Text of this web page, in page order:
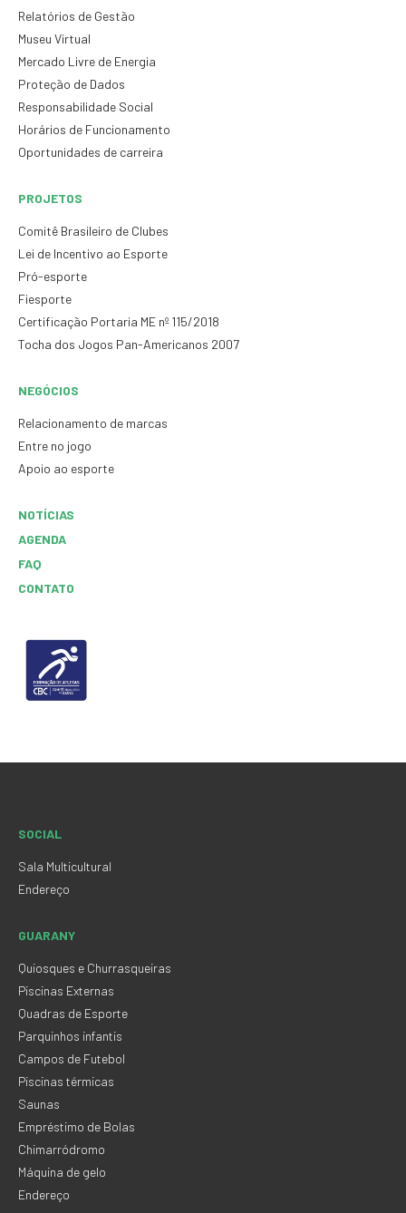
Relatórios de Gestão
Museu Virtual
Mercado Livre de Energia
Proteção de Dados
Responsabilidade Social
Horários de Funcionamento
Oportunidades de carreira
PROJETOS
Comitê Brasileiro de Clubes
Lei de Incentivo ao Esporte
Pró-esporte
Fiesporte
Certificação Portaria ME nº 115/2018
Tocha dos Jogos Pan-Americanos 2007
NEGÓCIOS
Relacionamento de marcas
Entre no jogo
Apoio ao esporte
NOTÍCIAS
AGENDA
FAQ
CONTATO
SOCIAL
Sala Multicultural
Endereço
GUARANY
Quiosques e Churrasqueiras
Piscinas Externas
Quadras de Esporte
Parquinhos infantis
Campos de Futebol
Piscinas térmicas
Saunas
Empréstimo de Bolas
Chimarródromo
Máquina de gelo
Endereço